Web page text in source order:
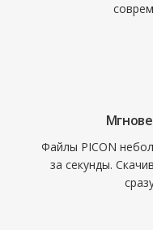
Файлы PICON
за секунды.